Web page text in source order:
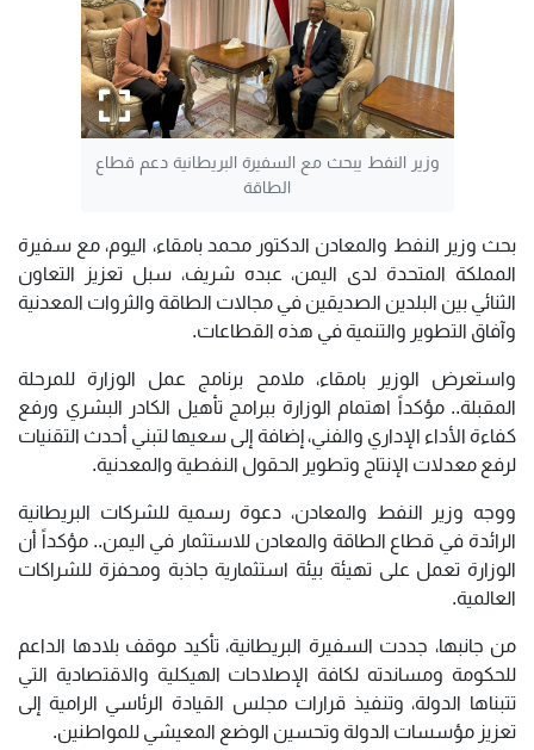
وزير النفط يبحث مع السفيرة البريطانية دعم قطاع
الطاقة
بحث وزير النفط والمعادن الدكتور محمد بامقاء، اليوم، مع سفيرة
المملكة المتحدة لدى اليمن، عبده شريف، سبل تعزيز التعاون
الثنائي بين البلدين الصديقين في مجالات الطاقة والثروات المعدنية
وآفاق التطوير والتنمية في هذه القطاعات.
واستعرض الوزير بامقاء، ملامح برنامج عمل الوزارة للمرحلة
المقبلة.. مؤكداً اهتمام الوزارة ببرامج تأهيل الكادر البشري ورفع
كفاءة الأداء الإداري والفني، إضافة إلى سعيها لتبني أحدث التقنيات
لرفع معدلات الإنتاج وتطوير الحقول النفطية والمعدنية.
ووجه وزير النفط والمعادن، دعوة رسمية للشركات البريطانية
الرائدة في قطاع الطاقة والمعادن للاستثمار في اليمن.. مؤكداً أن
الوزارة تعمل على تهيئة بيئة استثمارية جاذبة ومحفزة للشراكات
العالمية.
من جانبها، جددت السفيرة البريطانية، تأكيد موقف بلادها الداعم
للحكومة ومساندته لكافة الإصلاحات الهيكلية والاقتصادية التي
تتبناها الدولة، وتنفيذ قرارات مجلس القيادة الرئاسي الرامية إلى
تعزيز مؤسسات الدولة وتحسين الوضع المعيشي للمواطنين.